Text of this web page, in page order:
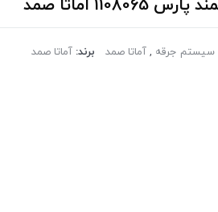
سیستم جرقه ,آماتا صمد برند: آماتا صمد